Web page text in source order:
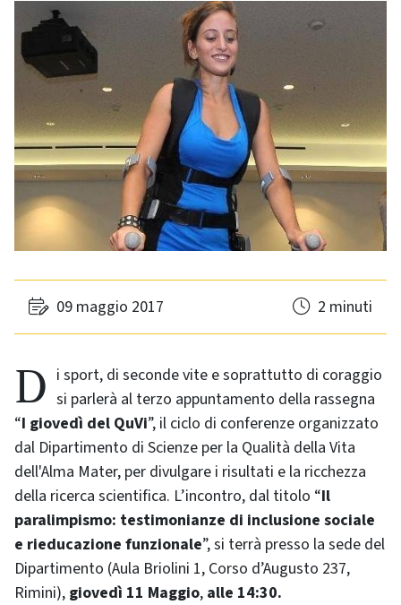
09 maggio 2017 2 minuti
Di sport, di seconde vite e soprattutto di coraggio si parlerà al terzo appuntamento della rassegna
“I giovedì del QuVi”, il ciclo di conferenze organizzato
dal Dipartimento di Scienze per la Qualità della Vita
dell'Alma Mater, per divulgare i risultati e la ricchezza
della ricerca scientifica. L’incontro, dal titolo “Il
paralimpismo: testimonianze di inclusione sociale
e rieducazione funzionale”, si terrà presso la sede del
Dipartimento (Aula Briolini 1, Corso d’Augusto 237,
Rimini), giovedì 11 Maggio, alle 14:30.